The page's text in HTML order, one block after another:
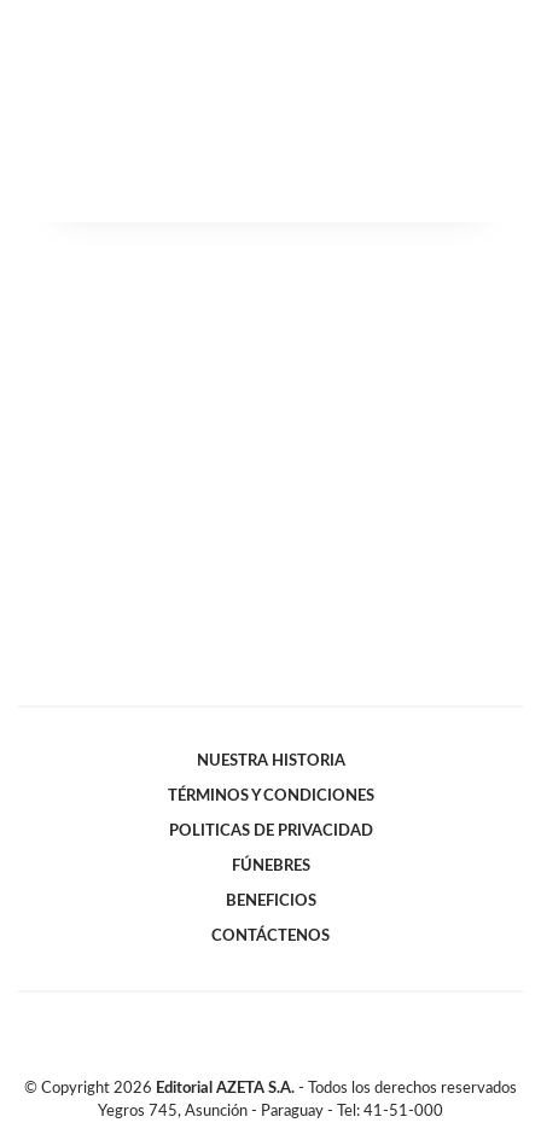
NUESTRA HISTORIA
TÉRMINOS Y CONDICIONES
POLITICAS DE PRIVACIDAD
FÚNEBRES
BENEFICIOS
CONTÁCTENOS
© Copyright 2026 Editorial AZETA S.A. - Todos los derechos reservados
Yegros 745, Asunción - Paraguay - Tel: 41-51-000